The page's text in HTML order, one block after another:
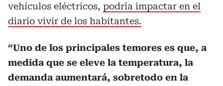
vehículos eléctricos, podría impactar en el
diario vivir de los habitantes.
“Uno de los principales temores es que, a
medida que se eleve la temperatura, la
demanda aumentará, sobretodo en la